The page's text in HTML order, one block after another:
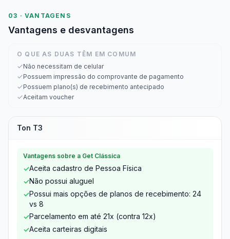
03 · VANTAGENS
Vantagens e desvantagens
O QUE AS DUAS TÊM EM COMUM
Não necessitam de celular
Possuem impressão do comprovante de pagamento
Possuem plano(s) de recebimento antecipado
Aceitam voucher
Ton T3
Vantagens sobre a Get Clássica
✓Aceita cadastro de Pessoa Física
✓Não possui aluguel
✓Possui mais opções de planos de recebimento: 24
vs 8
✓Parcelamento em até 21x (contra 12x)
✓Aceita carteiras digitais